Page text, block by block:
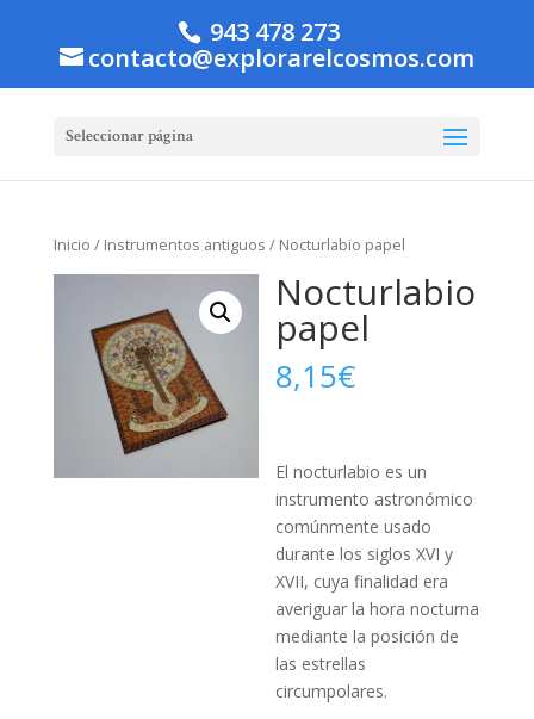
943 478 273
contacto@explorarelcosmos.com
Seleccionar página
Inicio / Instrumentos antiguos / Nocturlabio papel
Nocturlabio
papel
8,15€
El nocturlabio es un
instrumento astronómico
comúnmente usado
durante los siglos XVI y
XVII, cuya finalidad era
averiguar la hora nocturna
mediante la posición de
las estrellas
circumpolares.